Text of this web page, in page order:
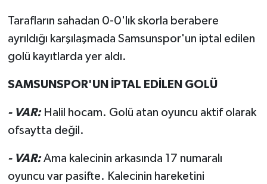
Tarafların sahadan 0-0'lık skorla berabere
ayrıldığı karşılaşmada Samsunspor'un iptal edilen
golü kayıtlarda yer aldı.
SAMSUNSPOR'UN İPTAL EDİLEN GOLÜ
- VAR:Halil hocam. Golü atan oyuncu aktif olarak
ofsaytta değil.
- VAR:Ama kalecinin arkasında 17 numaralı
oyuncu var pasifte. Kalecinin hareketini